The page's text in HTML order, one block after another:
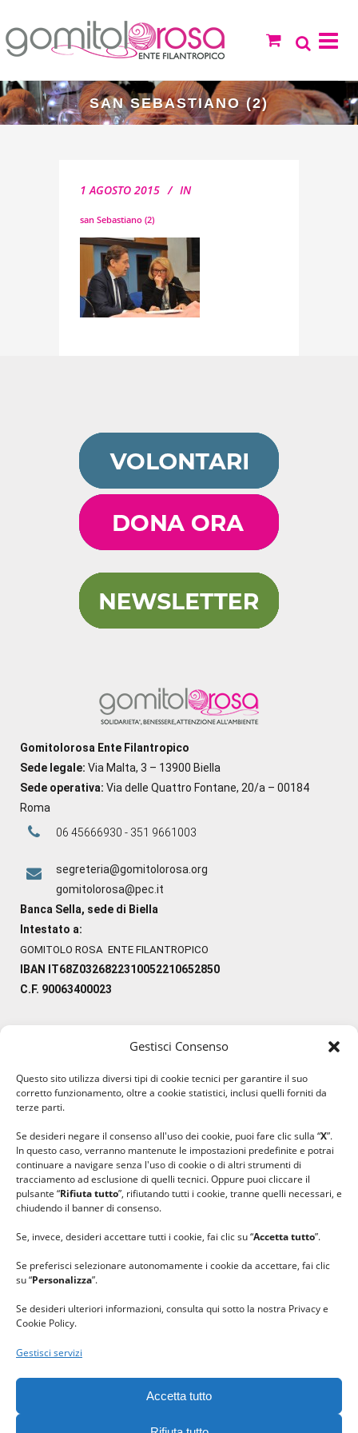
Gestisci Consenso
Questo sito utilizza diversi tipi di cookie tecnici per garantire il suo
corretto funzionamento, oltre a cookie statistici, inclusi quelli forniti da
terze parti.
Se desideri negare il consenso all'uso dei cookie, puoi fare clic sulla “X”.
In questo caso, verranno mantenute le impostazioni predefinite e potrai
continuare a navigare senza l'uso di cookie o di altri strumenti di
tracciamento ad esclusione di quelli tecnici. Oppure puoi cliccare il
pulsante “Rifiuta tutto”, rifiutando tutti i cookie, tranne quelli necessari, e
chiudendo il banner di consenso.
Se, invece, desideri accettare tutti i cookie, fai clic su “Accetta tutto”.
Se preferisci selezionare autonomamente i cookie da accettare, fai clic
su “Personalizza”.
Se desideri ulteriori informazioni, consulta qui sotto la nostra Privacy e
Cookie Policy.
Gestisci servizi
Accetta tutto
SAN SEBASTIANO (2)
1 AGOSTO 2015 IN
san Sebastiano (2)
Gomitolorosa Ente Filantropico
Sede legale: Via Malta, 3 – 13900 Biella
Sede operativa: Via delle Quattro Fontane, 20/a – 00184
Roma
06 45666930 - 351 9661003
segreteria@gomitolorosa.org
gomitolorosa@pec.it
Banca Sella, sede di Biella
Intestato a:
GOMITOLO ROSA ENTE FILANTROPICO
IBAN IT68Z0326822310052210652850
C.F. 90063400023
#lanaterapia
#ilcaloredellempatia